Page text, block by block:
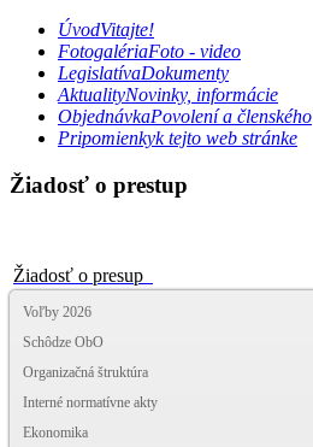
ÚvodVitajte!
FotogalériaFoto - video
LegislatívaDokumenty
AktualityNovinky, informácie
ObjednávkaPovolení a členského
Pripomienkyk tejto web stránke
Žiadosť o prestup
Žiadosť o presup
Voľby 2026
Schôdze ObO
Organizačná štruktúra
Interné normatívne akty
Ekonomika